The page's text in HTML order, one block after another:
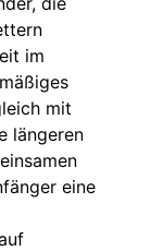
im
mit
längeren
eine